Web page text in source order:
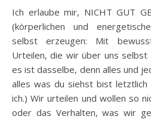
Ich erlaube mir, NICHT GUT GENUG ZU SEIN. Wie wir
(körperlichen und
selbst erzeugen: Mit
Urteilen, die wir über uns
es ist dasselbe, denn alles und
alles was du siehst bist
ich.) Wir urteilen und wollen so
oder das Verhalten, was wir